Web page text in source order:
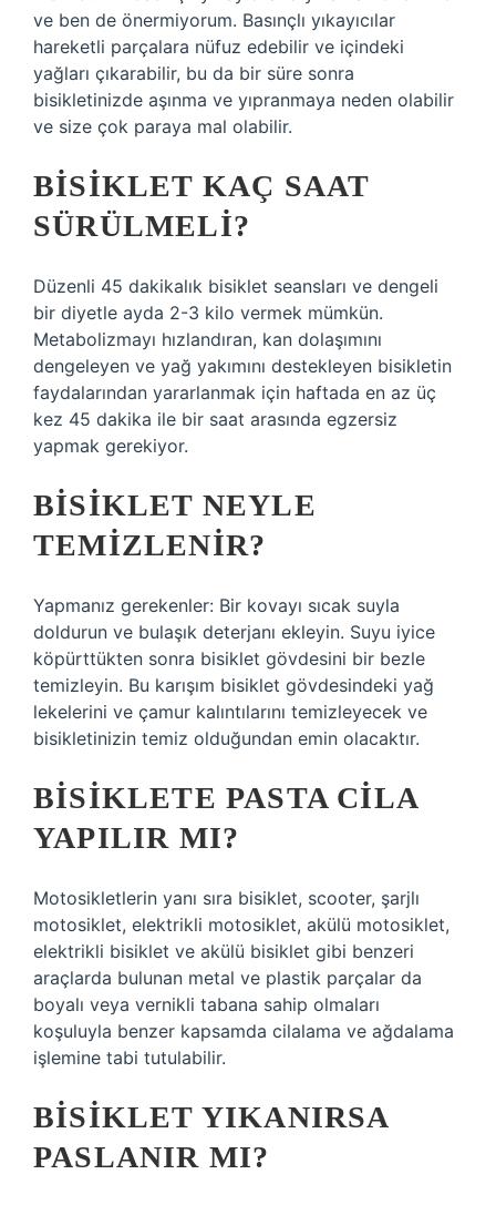
ve ben de önermiyorum. Basınçlı yıkayıcılar
hareketli parçalara nüfuz edebilir ve içindeki
yağları çıkarabilir, bu da bir süre sonra
bisikletinizde aşınma ve yıpranmaya neden olabilir
ve size çok paraya mal olabilir.
BISIKLET KAÇ SAAT
SÜRÜLMELI?
Düzenli 45 dakikalık bisiklet seansları ve dengeli
bir diyetle ayda 2-3 kilo vermek mümkün.
Metabolizmayı hızlandıran, kan dolaşımını
dengeleyen ve yağ yakımını destekleyen bisikletin
faydalarından yararlanmak için haftada en az üç
kez 45 dakika ile bir saat arasında egzersiz
yapmak gerekiyor.
BISIKLET NEYLE
TEMIZLENIR?
Yapmanız gerekenler: Bir kovayı sıcak suyla
doldurun ve bulaşık deterjanı ekleyin. Suyu iyice
köpürttükten sonra bisiklet gövdesini bir bezle
temizleyin. Bu karışım bisiklet gövdesindeki yağ
lekelerini ve çamur kalıntılarını temizleyecek ve
bisikletinizin temiz olduğundan emin olacaktır.
BISIKLETE PASTA CILA
YAPILIR MI?
Motosikletlerin yanı sıra bisiklet, scooter, şarjlı
motosiklet, elektrikli motosiklet, akülü motosiklet,
elektrikli bisiklet ve akülü bisiklet gibi benzeri
araçlarda bulunan metal ve plastik parçalar da
boyalı veya vernikli tabana sahip olmaları
koşuluyla benzer kapsamda cilalama ve ağdalama
işlemine tabi tutulabilir.
BISIKLET YIKANIRSA
PASLANIR MI?